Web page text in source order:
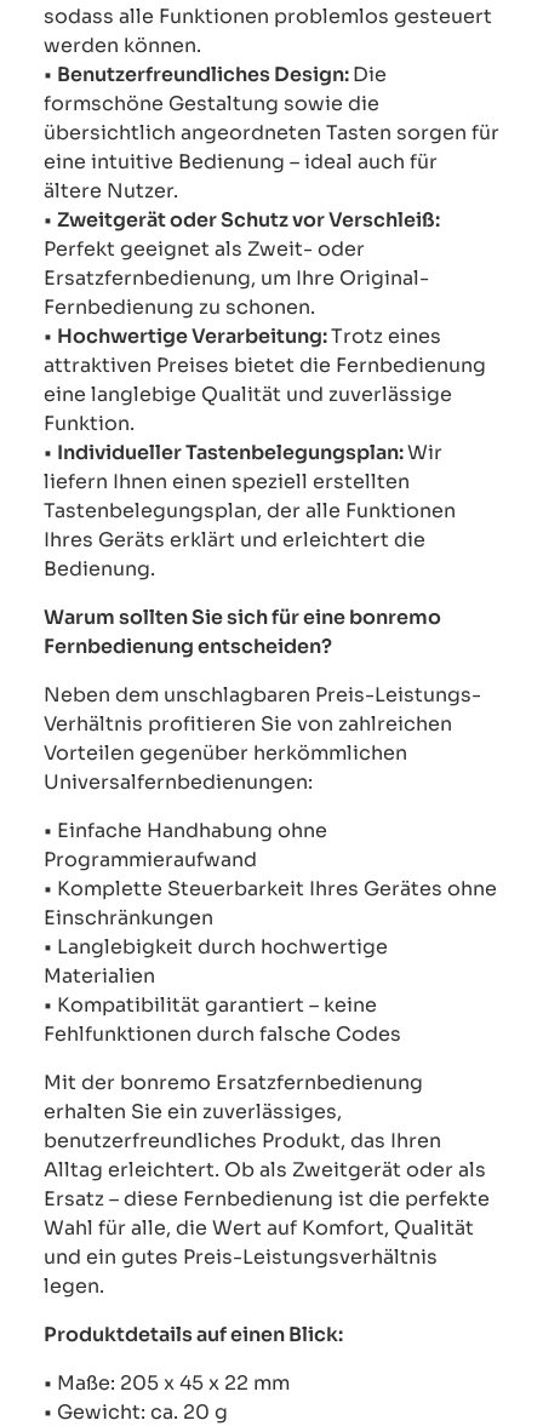
sodass alle Funktionen problemlos gesteuert
werden können.
• Benutzerfreundliches Design:Die
formschöne Gestaltung sowie die
übersichtlich angeordneten Tasten sorgen für
eine intuitive Bedienung – ideal auch für
ältere Nutzer.
• Zweitgerät oder Schutz vor Verschleiß:
Perfekt geeignet als Zweit- oder
Ersatzfernbedienung, um Ihre Original-
Fernbedienung zu schonen.
• Hochwertige Verarbeitung:Trotz eines
attraktiven Preises bietet die Fernbedienung
eine langlebige Qualität und zuverlässige
Funktion.
• Individueller Tastenbelegungsplan:Wir
liefern Ihnen einen speziell erstellten
Tastenbelegungsplan, der alle Funktionen
Ihres Geräts erklärt und erleichtert die
Bedienung.
Warum sollten Sie sich für eine bonremo
Fernbedienung entscheiden?
Neben dem unschlagbaren Preis-Leistungs-
Verhältnis profitieren Sie von zahlreichen
Vorteilen gegenüber herkömmlichen
Universalfernbedienungen:
• Einfache Handhabung ohne
Programmieraufwand
• Komplette Steuerbarkeit Ihres Gerätes ohne
Einschränkungen
• Langlebigkeit durch hochwertige
Materialien
• Kompatibilität garantiert – keine
Fehlfunktionen durch falsche Codes
Mit der bonremo Ersatzfernbedienung
erhalten Sie ein zuverlässiges,
benutzerfreundliches Produkt, das Ihren
Alltag erleichtert. Ob als Zweitgerät oder als
Ersatz – diese Fernbedienung ist die perfekte
Wahl für alle, die Wert auf Komfort, Qualität
und ein gutes Preis-Leistungsverhältnis
legen.
Produktdetails auf einen Blick:
• Maße: 205 x 45 x 22 mm
• Gewicht: ca. 20 g